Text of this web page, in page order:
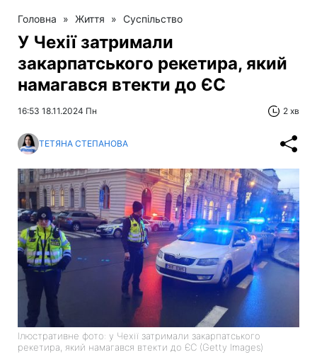
Головна » Життя » Суспільство
У Чехії затримали
закарпатського рекетира, який
намагався втекти до ЄС
16:53 18.11.2024 Пн 2 хв
ТЕТЯНА СТЕПАНОВА
Ілюстративне фото: у Чехії затримали закарпатського
рекетира, який намагався втекти до ЄС (Getty Images)